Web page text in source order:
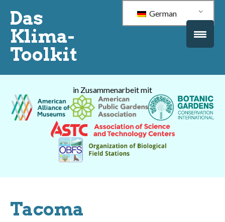
Das
Klima-
Toolkit
German
in Zusammenarbeit mit
Tacoma